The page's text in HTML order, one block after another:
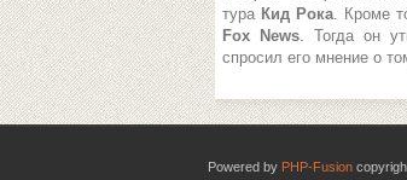
тура Кид Рока. Кроме
Fox News. Тогда он
спросил его мнение о
Powered by PHP-Fusion